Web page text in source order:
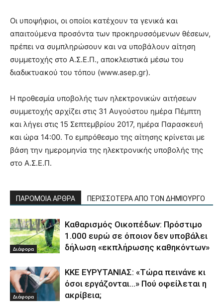
Οι υποψήφιοι, οι οποίοι κατέχουν τα γενικά και
απαιτούμενα προσόντα των προκηρυσσόμενων θέσεων,
πρέπει να συμπληρώσουν και να υποβάλουν αίτηση
συμμετοχής στο Α.Σ.Ε.Π., αποκλειστικά μέσω του
διαδικτυακού του τόπου (www.asep.gr).
Η προθεσμία υποβολής των ηλεκτρονικών αιτήσεων
συμμετοχής αρχίζει στις 31 Αυγούστου ημέρα Πέμπτη
και λήγει στις 15 Σεπτεμβρίου 2017, ημέρα Παρασκευή
και ώρα 14:00. Το εμπρόθεσμο της αίτησης κρίνεται με
βάση την ημερομηνία της ηλεκτρονικής υποβολής της
στο Α.Σ.Ε.Π.
ΠΑΡΟΜΟΙΑ ΑΡΘΡΑ ΠΕΡΙΣΣΟΤΕΡΑ ΑΠΟ ΤΟΝ ΔΗΜΙΟΥΡΓΟ
Διάφορα
Καθαρισμός Οικοπέδων: Πρόστιμο
1.000 ευρώ σε όποιον δεν υποβάλει
δήλωση «εκπλήρωσης καθηκόντων»
Διάφορα
ΚΚΕ ΕΥΡΥΤΑΝΙΑΣ: «Τώρα πεινάνε κι
όσοι εργάζονται…» Πού οφείλεται η
ακρίβεια;